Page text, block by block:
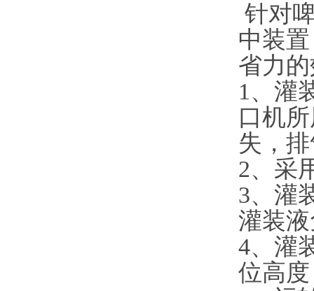
针对
中装
省力
1、灌
口机
失，
2、采
3、灌
灌装
4、灌
位高